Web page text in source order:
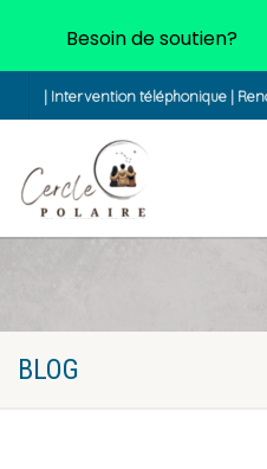
| Intervention téléphonique |
BLOG
Besoin de soutien?